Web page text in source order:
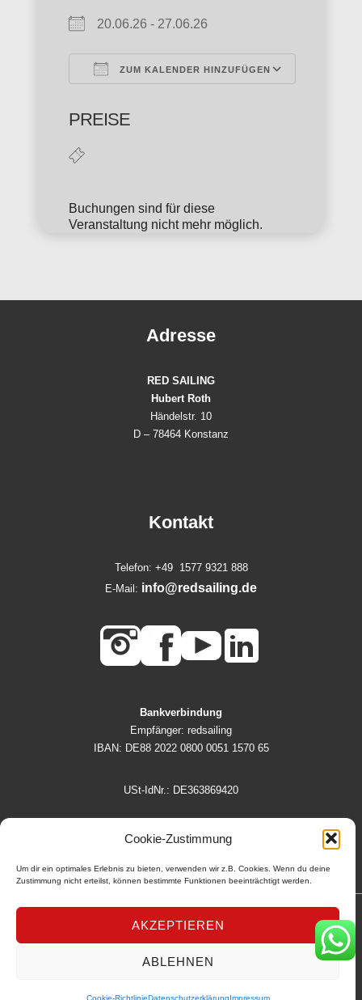
Cookie-Zustimmung
Um dir ein optimales Erlebnis zu bieten, verwenden wir z.B. Cookies. Wenn du deine
Zustimmung nicht erteilst, können bestimmte Funktionen beeinträchtigt werden.
AKZEPTIEREN
ABLEHNEN
Cookie-RichtlinieDatenschutzerklärungImpressum
20.06.26 - 27.06.26
ZUM KALENDER HINZUFÜGEN
PREISE
Buchungen sind für diese
Veranstaltung nicht mehr möglich.
Adresse
RED SAILING
Hubert Roth
Händelstr. 10
D – 78464 Konstanz
Kontakt
Telefon: +49 1577 9321 888
E-Mail: info@redsailing.de
Bankverbindung
Empfänger: redsailing
IBAN: DE88 2022 0800 0051 1570 65
USt-IdNr.: DE363869420
Impressum |
Datenschutzerklärung
Copyright © 2026